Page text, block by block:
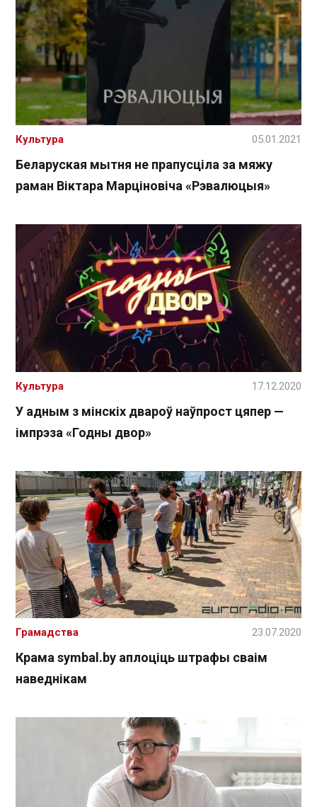
Беларуская мытня не прапусціла за мяжу
раман Віктара Марціновіча «Рэвалюцыя»
Культура 05.01.2021
У адным з мінскіх двароў наўпрост цяпер —
імпрэза «Годны двор»
Культура 17.12.2020
Крама symbal.by аплоціць штрафы сваім
наведнікам
Грамадства 23.07.2020